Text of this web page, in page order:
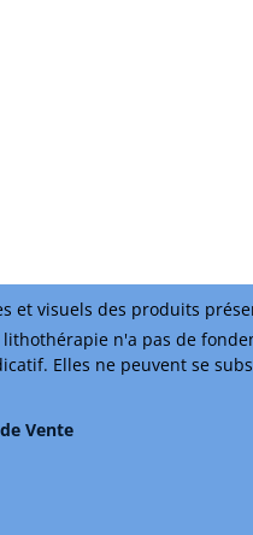
et visuels des produits
Vente
n'a pas de
Elles ne peuvent se